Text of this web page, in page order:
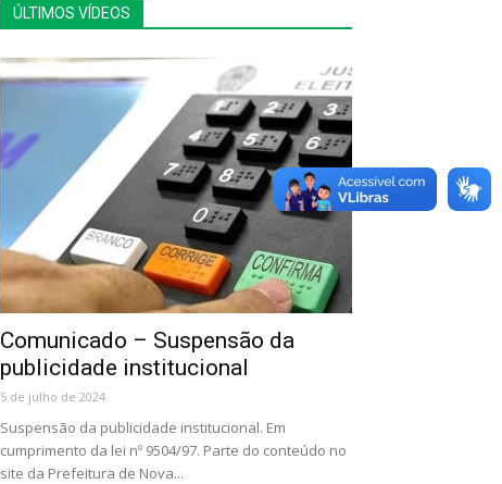
ÚLTIMOS VÍDEOS
Comunicado – Suspensão da
publicidade institucional
5 de julho de 2024
Suspensão da publicidade institucional. Em
cumprimento da lei nº 9504/97. Parte do conteúdo no
site da Prefeitura de Nova...